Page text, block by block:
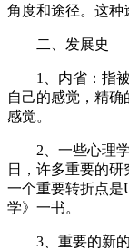
角度和途径。这种
二、发展史
1、内省：指被
自己的感觉，精
感觉。
2、一些心理学
日，许多重要的
一个重要转折点是
学》一书。
3、重要的新的